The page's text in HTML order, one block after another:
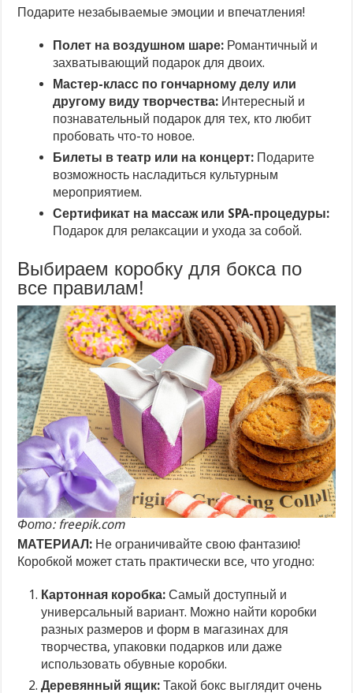
Подарите незабываемые эмоции и впечатления!
Полет на воздушном шаре: Романтичный и
захватывающий подарок для двоих.
Мастер-класс по гончарному делу или
другому виду творчества: Интересный и
познавательный подарок для тех, кто любит
пробовать что-то новое.
Билеты в театр или на концерт: Подарите
возможность насладиться культурным
мероприятием.
Сертификат на массаж или SPA-процедуры:
Подарок для релаксации и ухода за собой.
Выбираем коробку для бокса по
все правилам!
Фото: freepik.com
МАТЕРИАЛ: Не ограничивайте свою фантазию!
Коробкой может стать практически все, что угодно:
Картонная коробка: Самый доступный и
универсальный вариант. Можно найти коробки
разных размеров и форм в магазинах для
творчества, упаковки подарков или даже
использовать обувные коробки.
Деревянный ящик: Такой бокс выглядит очень